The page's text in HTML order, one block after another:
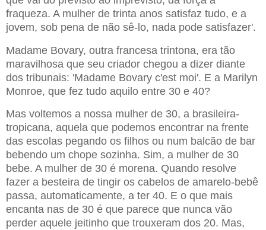
fraqueza. A mulher de trinta anos satisfaz tudo, e a
jovem, sob pena de não sê-lo, nada pode satisfazer'.
Madame Bovary, outra francesa trintona, era tão
maravilhosa que seu criador chegou a dizer diante
dos tribunais: 'Madame Bovary c'est moi'. E a Marilyn
Monroe, que fez tudo aquilo entre 30 e 40?
Mas voltemos a nossa mulher de 30, a brasileira-
tropicana, aquela que podemos encontrar na frente
das escolas pegando os filhos ou num balcão de bar
bebendo um chope sozinha. Sim, a mulher de 30
bebe. A mulher de 30 é morena. Quando resolve
fazer a besteira de tingir os cabelos de amarelo-bebê
passa, automaticamente, a ter 40. E o que mais
encanta nas de 30 é que parece que nunca vão
perder aquele jeitinho que trouxeram dos 20. Mas,